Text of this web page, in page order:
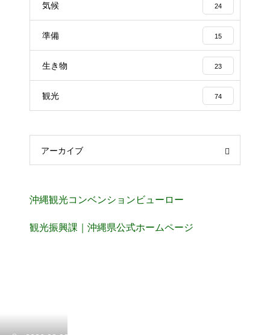
気候 24
準備 15
生き物 23
観光 74
アーカイブ
沖縄観光コンベンションビューロー
観光振興課｜沖縄県公式ホームページ